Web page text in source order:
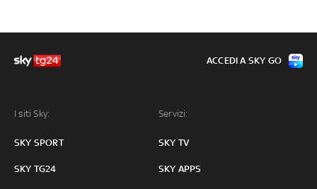
I siti Sky:
SKY SPORT
SKY TG24
Servizi:
SKY TV
SKY APPS
ACCEDI A SKY GO